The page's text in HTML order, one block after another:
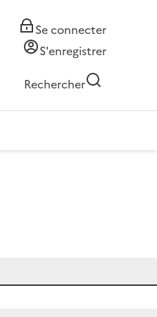
Se connecter
S'enregistrer
Rechercher